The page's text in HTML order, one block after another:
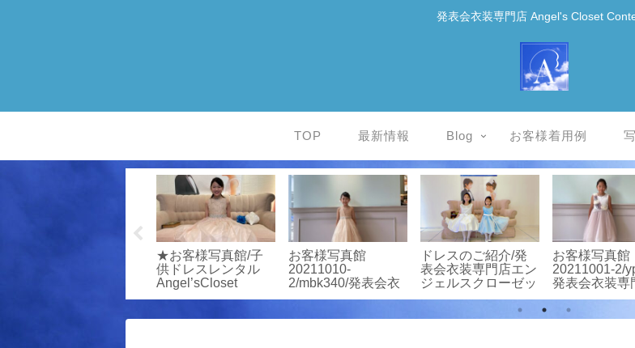
発表会衣装専門店 Angel's Closet
TOP 最新情報 Blog お客様着用例
★お客様写真館/子
供ドレスレンタル
Angel’sCloset
お客様写真館
20211010-
2/mbk340/発表会衣
装専門店エンジェル
ドレスのご紹介/発
表会衣装専門店エン
ジェルスクローゼッ
ト
お客様写真館
20211001-2/
発表会衣装専
ンジェルスク
ット